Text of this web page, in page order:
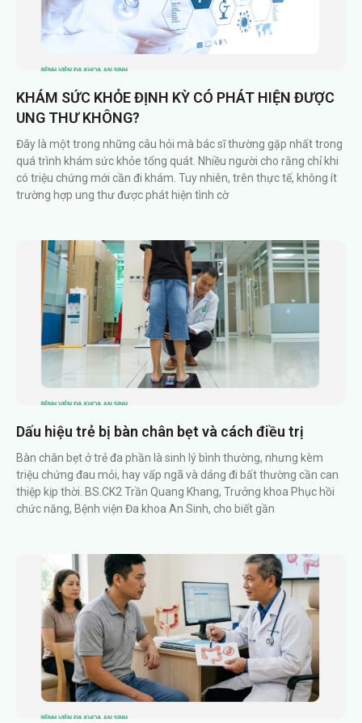
KHÁM SỨC KHỎE ĐỊNH KỲ CÓ PHÁT HIỆN ĐƯỢC
UNG THƯ KHÔNG?
Đây là một trong những câu hỏi mà bác sĩ thường gặp nhất trong
quá trình khám sức khỏe tổng quát. Nhiều người cho rằng chỉ khi
có triệu chứng mới cần đi khám. Tuy nhiên, trên thực tế, không ít
trường hợp ung thư được phát hiện tình cờ
Dấu hiệu trẻ bị bàn chân bẹt và cách điều trị
Bàn chân bẹt ở trẻ đa phần là sinh lý bình thường, nhưng kèm
triệu chứng đau mỏi, hay vấp ngã và dáng đi bất thường cần can
thiệp kịp thời. BS.CK2 Trần Quang Khang, Trưởng khoa Phục hồi
chức năng, Bệnh viện Đa khoa An Sinh, cho biết gần